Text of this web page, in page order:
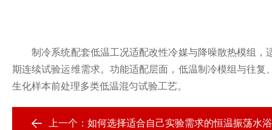
制冷系统配套低温工况适配改性冷媒与降噪散热模组，
期连续试验运维需求。功能适配层面，低温制冷模组与往
生化样本前处理多类低温混匀试验工艺。
上一个： 如何选择适合自己实验需求的恒温振荡水